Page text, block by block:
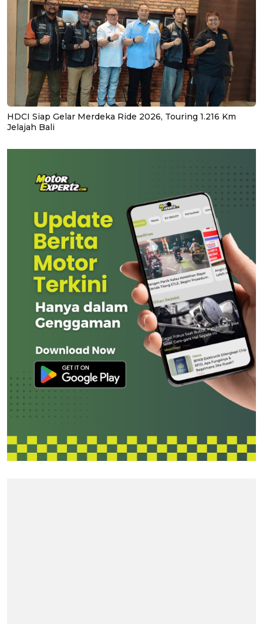
HDCI Siap Gelar Merdeka Ride 2026, Touring 1.216 Km
Jelajah Bali